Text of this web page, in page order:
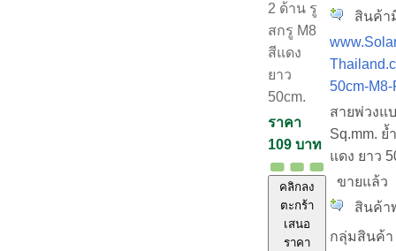
2 ด้าน รู
สกรู M8
สีแดง
ยาว
50cm.
ราคา
109 บาท
คลิกลง
ตะกร้า
เสนอ
ราคา
สินค้า
50cm-M8-
สายพ่วงแ
Sq.mm.
แดง ยาว
ขายแล้
สินค้า
กลุ่มสินค้า